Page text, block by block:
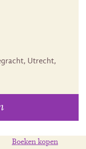
Utrecht,
Boeken kopen